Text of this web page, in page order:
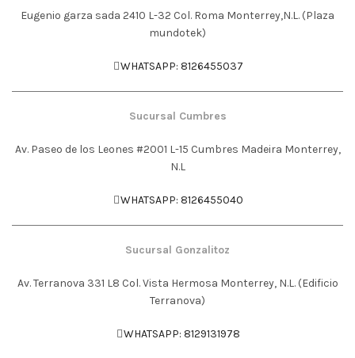
Eugenio garza sada 2410 L-32 Col. Roma Monterrey,N.L. (Plaza
mundotek)
WHATSAPP: 8126455037
Sucursal Cumbres
Av. Paseo de los Leones #2001 L-15 Cumbres Madeira Monterrey,
N.L
WHATSAPP: 8126455040
Sucursal Gonzalitoz
Av. Terranova 331 L8 Col. Vista Hermosa Monterrey, N.L. (Edificio
Terranova)
WHATSAPP: 8129131978